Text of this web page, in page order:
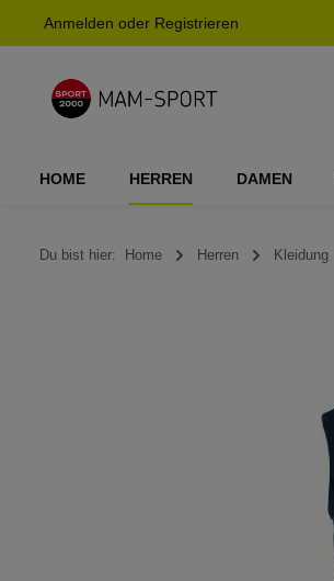
Zur Hauptnavigation springen
Anmelden oder Registrieren
HOME HERREN DAMEN
Du bist hier: Home Herren Kleidung